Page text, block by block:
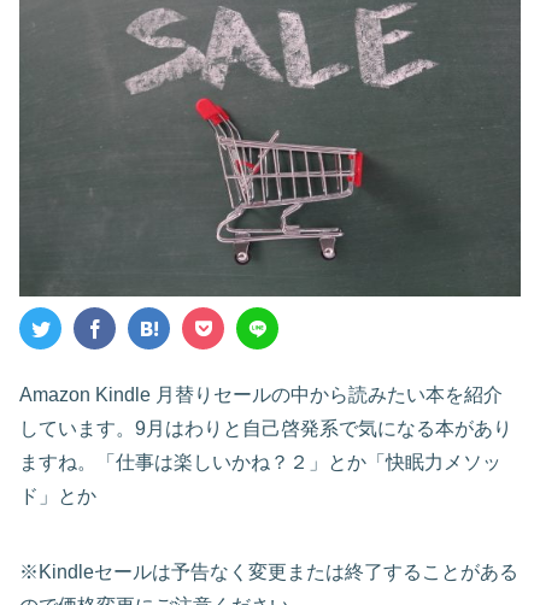
Amazon Kindle 月替りセールの中から読みたい本を紹介
しています。9月はわりと自己啓発系で気になる本があり
ますね。「仕事は楽しいかね？２」とか「快眠力メソッ
ド」とか
※Kindleセールは予告なく変更または終了することがある